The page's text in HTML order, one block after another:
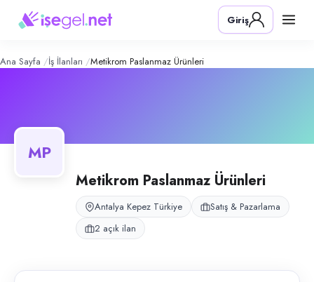
Paslanmaz Ürünleri–
Konum:
Metikrom Paslanmaz Ürünleri, Antalya Kepez Akdeniz Sanayi Sit.
Depo Personeli
Giriş
Ana Sayfa İş İlanları Metikrom Paslanmaz Ürünleri
MP
Metikrom Paslanmaz Ürünleri
Antalya Kepez Türkiye
Satış & Pazarlama
2 açık ilan